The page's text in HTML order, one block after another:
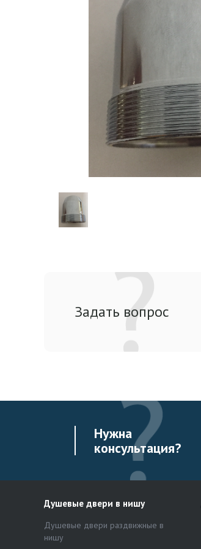
Задать вопрос
Нужна
консультация?
Душевые двери в нишу
Душевые двери раздвижные в
нишу